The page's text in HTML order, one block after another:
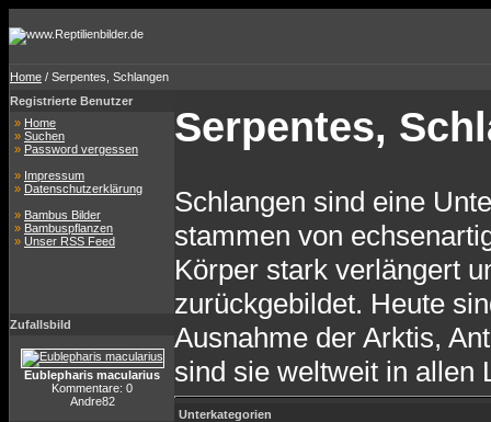
Home / Serpentes, Schlangen
Registrierte Benutzer
» Home
» Suchen
» Password vergessen
» Impressum
» Datenschutzerklärung
» Bambus Bilder
» Bambuspflanzen
» Unser RSS Feed
Zufallsbild
Eublepharis macularius
Kommentare: 0
Andre82
Serpentes,
Schlangen sind eine
stammen von
Körper stark verlängert
zurückgebildet. Heute
Ausnahme der Arktis,
sind sie weltweit in allen
Unterkategorien